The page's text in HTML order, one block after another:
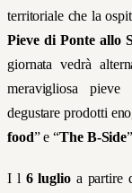
territoriale che la
Pieve di Ponte allo
giornata vedrà
meravigliosa
degustare prodotti
food”e “The B-Side”
I l 6 luglio a partire